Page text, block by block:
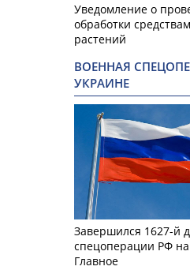
Уведомление о
обработки
растений
ВОЕННАЯ
УКРАИНЕ
Завершился 1627-й
спецоперации РФ
Главное